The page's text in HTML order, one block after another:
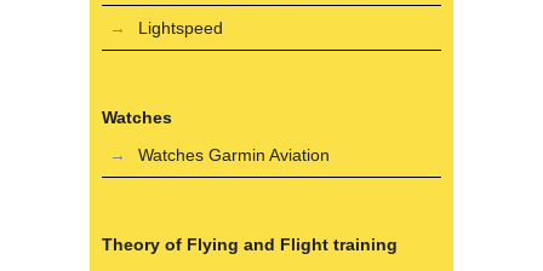
Lightspeed
Watches
Watches Garmin Aviation
Theory of Flying and Flight training